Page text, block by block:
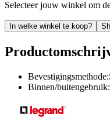
Selecteer jouw winkel om
In welke winkel te koop?
Binnen/